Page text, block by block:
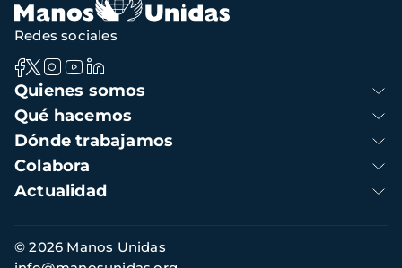
Navegación
principal
Quienes somos
Qué hacemos
Dónde trabajamos
Colabora
Actualidad
Redes sociales
Información
de
© 2026 Manos Unidas